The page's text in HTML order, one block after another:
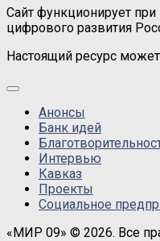
Сайт функционирует
цифрового развития
Настоящий ресурс
Анонсы
Банк идей
Интервью
Кавказ
Проекты
Социальное
«МИР 09» © 2026. Все